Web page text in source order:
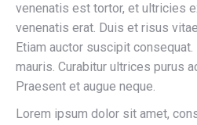
venenatis est tortor, et ultricies
venenatis erat. Duis et risus
Etiam auctor suscipit
mauris. Curabitur ultrices purus
Praesent et augue neque.
Lorem ipsum dolor sit amet,